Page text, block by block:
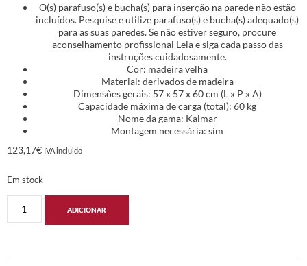
O(s) parafuso(s) e bucha(s) para inserção na parede não estão
incluídos. Pesquise e utilize parafuso(s) e bucha(s) adequado(s)
para as suas paredes. Se não estiver seguro, procure
aconselhamento profissional Leia e siga cada passo das
instruções cuidadosamente.
Cor: madeira velha
Material: derivados de madeira
Dimensões gerais: 57 x 57 x 60 cm (L x P x A)
Capacidade máxima de carga (total): 60 kg
Nome da gama: Kalmar
Montagem necessária: sim
123,17€ IVA incluido
Em stock
ADICIONAR